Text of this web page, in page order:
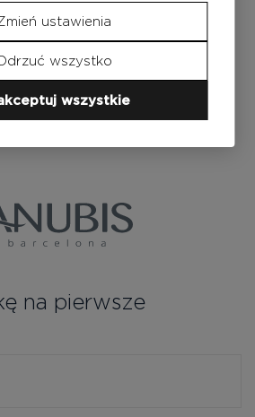
na pierwsze
ustawienia
wszystko
wszystkie